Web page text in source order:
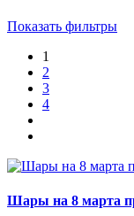
Показать фильтры
1
2
3
4
Шары на 8 марта